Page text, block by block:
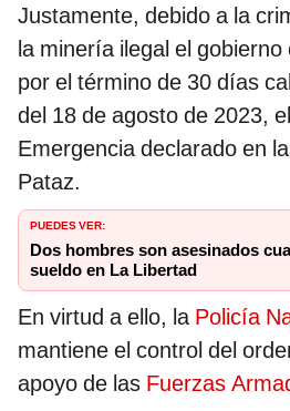
Justamente, debido a la
la minería ilegal el
por el término de 30 días
del 18 de agosto de 2023,
Emergencia declarado en
Pataz.
PUEDES VER:
Dos hombres son asesinados
sueldo en La Libertad
En virtud a ello, la Policía
mantiene el control del
apoyo de las Fuerzas